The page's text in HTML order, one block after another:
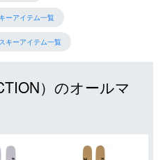
ーアイテム一覧
キーアイテム一覧
）のオールマ